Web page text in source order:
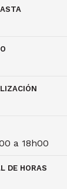
a 18h00
DE HORAS